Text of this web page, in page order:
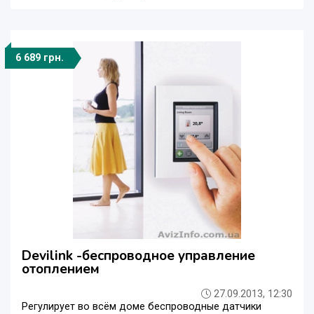
6 689 грн.
Devilink -беспроводное управление
отоплением
27.09.2013, 12:30
Регулирует во всём доме беспроводные датчики